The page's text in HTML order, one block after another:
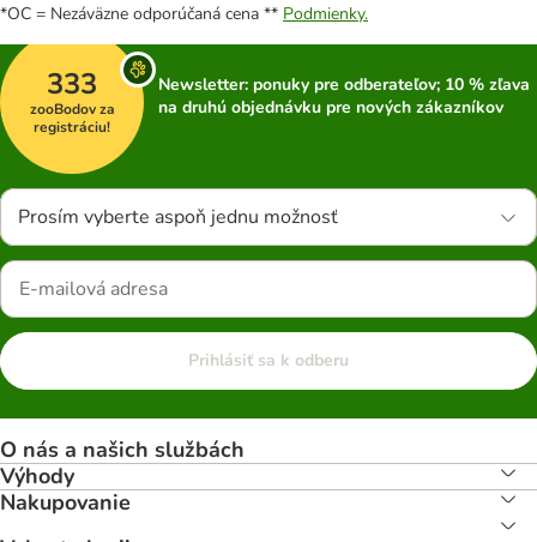
*OC = Nezáväzne odporúčaná cena ** Podmienky.
333
zooBodov za
registráciu!
Newsletter: ponuky pre odberateľov; 10 % zľava
na druhú objednávku pre nových zákazníkov
Prosím vyberte aspoň jednu možnosť
Prihlásiť sa k odberu
O nás a našich službách
Výhody
Nakupovanie